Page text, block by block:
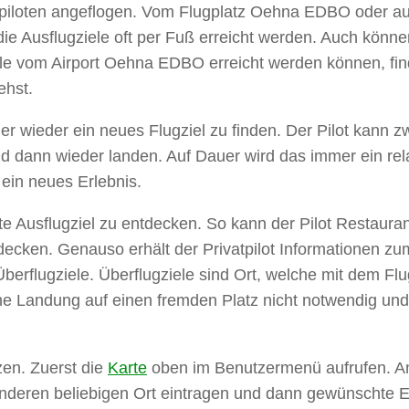
angeflogen. Vom Flugplatz Oehna EDBO oder
Ausflugziele oft per Fuß erreicht werden. Auch
vom Airport Oehna EDBO erreicht werden können,
wieder ein neues Flugziel zu finden. Der Pilot kann
dann wieder landen. Auf Dauer wird das immer ein
neues Erlebnis.
Ausflugziel zu entdecken. So kann der Pilot
Genauso erhält der Privatpilot Informationen
Überflugziele sind Ort, welche mit dem
Landung auf einen fremden Platz nicht notwendig
Zuerst die Karte oben im Benutzermenü aufrufen.
beliebigen Ort eintragen und dann gewünschte